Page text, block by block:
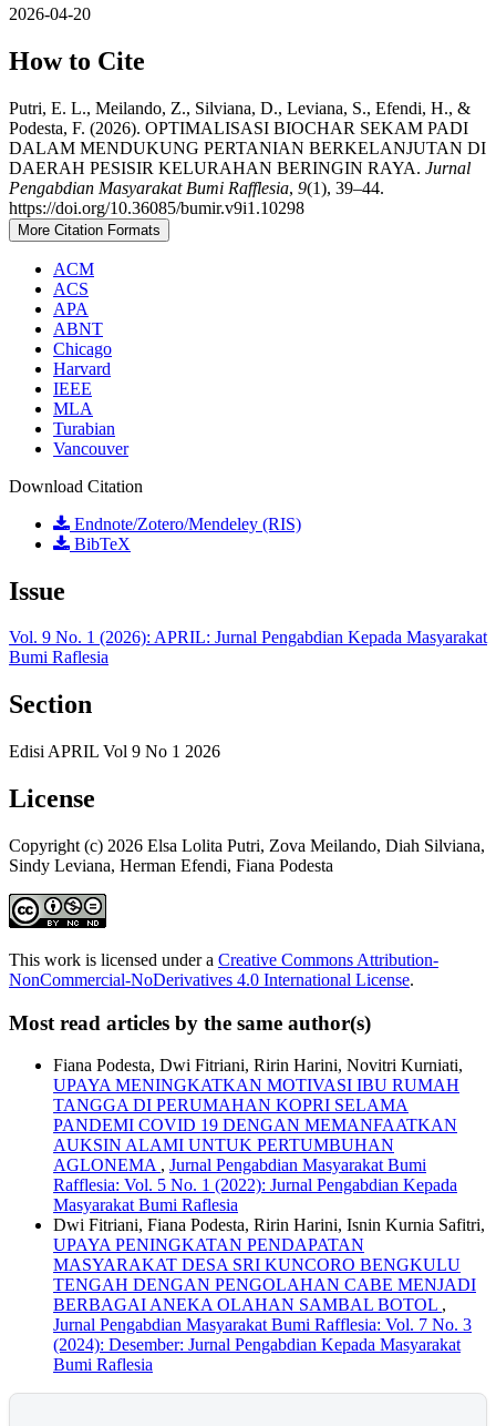
2026-04-20
How to Cite
Putri, E. L., Meilando, Z., Silviana, D., Leviana, S., Efendi, H., &
Podesta, F. (2026). OPTIMALISASI BIOCHAR SEKAM PADI
DALAM MENDUKUNG PERTANIAN BERKELANJUTAN DI
DAERAH PESISIR KELURAHAN BERINGIN RAYA. Jurnal
Pengabdian Masyarakat Bumi Rafflesia, 9(1), 39–44.
https://doi.org/10.36085/bumir.v9i1.10298
More Citation Formats
ACM
ACS
APA
ABNT
Chicago
Harvard
IEEE
MLA
Turabian
Vancouver
Download Citation
Endnote/Zotero/Mendeley (RIS)
BibTeX
Issue
Vol. 9 No. 1 (2026): APRIL: Jurnal Pengabdian Kepada Masyarakat
Bumi Raflesia
Section
Edisi APRIL Vol 9 No 1 2026
License
Copyright (c) 2026 Elsa Lolita Putri, Zova Meilando, Diah Silviana,
Sindy Leviana, Herman Efendi, Fiana Podesta
This work is licensed under a Creative Commons Attribution-
NonCommercial-NoDerivatives 4.0 International License.
Most read articles by the same author(s)
Fiana Podesta, Dwi Fitriani, Ririn Harini, Novitri Kurniati,
UPAYA MENINGKATKAN MOTIVASI IBU RUMAH
TANGGA DI PERUMAHAN KOPRI SELAMA
PANDEMI COVID 19 DENGAN MEMANFAATKAN
AUKSIN ALAMI UNTUK PERTUMBUHAN
AGLONEMA , Jurnal Pengabdian Masyarakat Bumi
Rafflesia: Vol. 5 No. 1 (2022): Jurnal Pengabdian Kepada
Masyarakat Bumi Raflesia
Dwi Fitriani, Fiana Podesta, Ririn Harini, Isnin Kurnia Safitri,
UPAYA PENINGKATAN PENDAPATAN
MASYARAKAT DESA SRI KUNCORO BENGKULU
TENGAH DENGAN PENGOLAHAN CABE MENJADI
BERBAGAI ANEKA OLAHAN SAMBAL BOTOL ,
Jurnal Pengabdian Masyarakat Bumi Rafflesia: Vol. 7 No. 3
(2024): Desember: Jurnal Pengabdian Kepada Masyarakat
Bumi Raflesia